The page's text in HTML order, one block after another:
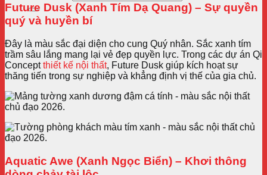
Future Dusk (Xanh Tím Dạ Quang) – Sự quyền
quý và huyền bí
Đây là màu sắc đại diện cho cung Quý nhân. Sắc xanh tím
trầm sâu lắng mang lại vẻ đẹp quyền lực. Trong các dự án Qi
Conceptthiết kế nội thất, Future Dusk giúp kích hoạt sự
thăng tiến trong sự nghiệp và khẳng định vị thế của gia chủ.
Aquatic Awe (Xanh Ngọc Biển) – Khơi thông